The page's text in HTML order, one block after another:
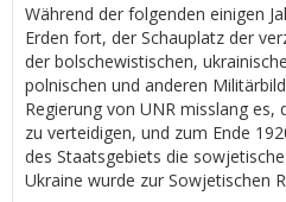
Während der folgenden einigen
Erden fort, der Schauplatz der
der bolschewistischen,
polnischen und anderen
Regierung von UNR misslang es,
zu verteidigen, und zum Ende
des Staatsgebiets die
Ukraine wurde zur Sowjetischen